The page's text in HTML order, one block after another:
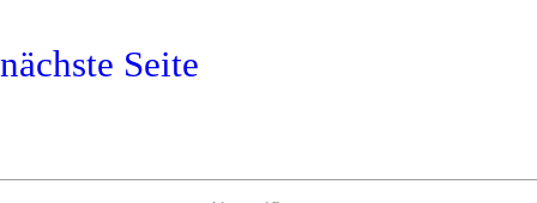
nächste Seite